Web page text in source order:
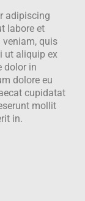
adipiscing
labore et
quis
ut aliquip ex
dolor in
dolore eu
cupidatat
mollit
in.